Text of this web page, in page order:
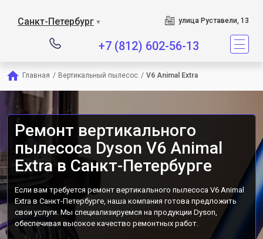
Санкт-Петербург ▼ улица Руставели, 13
+7 (812) 602-56-13
Главная / Вертикальный пылесос / V6 Animal Extra
Ремонт вертикального
пылесоса Dyson V6 Animal
Extra в Санкт-Петербурге
Если вам требуется ремонт вертикального пылесоса V6 Animal
Extra в Санкт-Петербурге, наша компания готова предложить
свои услуги. Мы специализируемся на продукции Dyson,
обеспечивая высокое качество ремонтных работ.